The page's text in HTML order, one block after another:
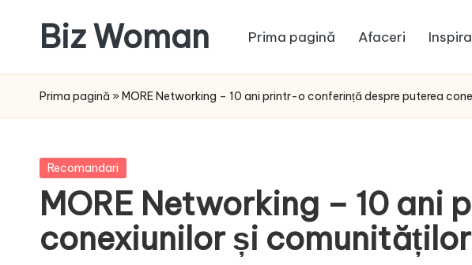
content
Biz Woman
ta,
succesul
Prima pagină Afaceri
Prima pagină » MORE Networking – 10 ani printr-o conferință despre puterea
Posted
Recomandari
MORE Networking – 10
conexiunilor și comunităților